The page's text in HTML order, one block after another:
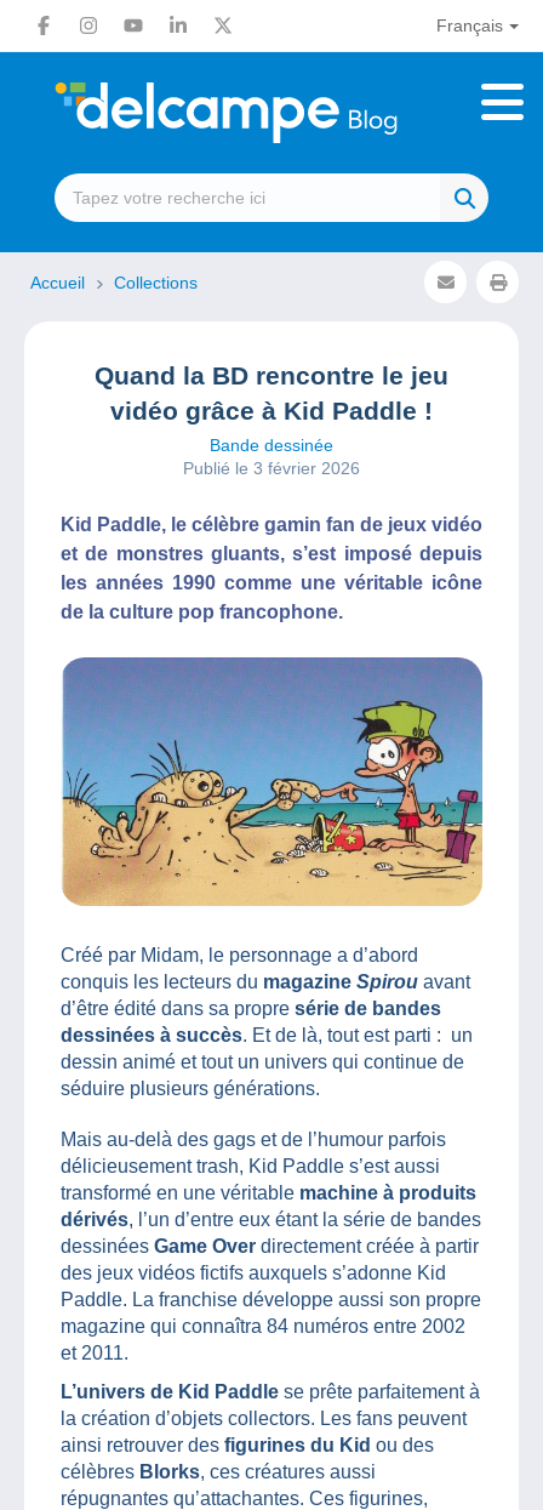
Français
Accueil Collections
Quand la BD rencontre le jeu
vidéo grâce à Kid Paddle !
Bande dessinée
Publié le 3 février 2026
Kid Paddle, le célèbre gamin fan de jeux vidéo
et de monstres gluants, s’est imposé depuis
les années 1990 comme une véritable icône
de la culture pop francophone.
Créé par Midam, le personnage a d’abord
conquis les lecteurs du magazine Spirou avant
d’être édité dans sa propre série de bandes
dessinées à succès. Et de là, tout est parti : un
dessin animé et tout un univers qui continue de
séduire plusieurs générations.
Mais au‑delà des gags et de l’humour parfois
délicieusement trash, Kid Paddle s’est aussi
transformé en une véritable machine à produits
dérivés, l’un d’entre eux étant la série de bandes
dessinées Game Over directement créée à partir
des jeux vidéos fictifs auxquels s’adonne Kid
Paddle. La franchise développe aussi son propre
magazine qui connaîtra 84 numéros entre 2002
et 2011.
L’univers de Kid Paddle se prête parfaitement à
la création d’objets collectors. Les fans peuvent
ainsi retrouver des figurines du Kid ou des
célèbres Blorks, ces créatures aussi
répugnantes qu’attachantes. Ces figurines,